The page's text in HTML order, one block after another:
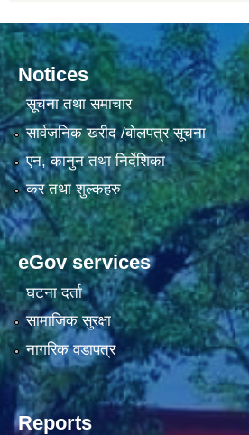
Notices
सूचना तथा समाचार
सार्वजनिक खरीद /बोलपत्र सूचना
एन, कानुन तथा निर्देशिका
कर तथा शुल्कहरु
eGov services
घटना दर्ता
सामाजिक सुरक्षा
नागरिक वडापत्र
Reports